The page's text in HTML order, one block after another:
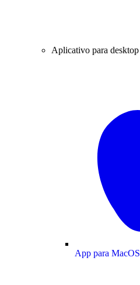
Aplicativo para desktop
App para MacOS